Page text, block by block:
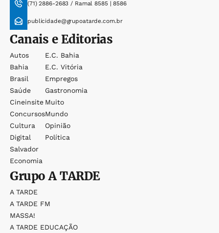
(71) 2886-2683 / Ramal 8585 | 8586
publicidade@grupoatarde.com.br
Canais e Editorias
Autos
Bahia
Brasil
Saúde
Cineinsite
Concursos
Cultura
Digital
Salvador
Economia
E.c. Bahia
E.c. Vitória
Empregos
Gastronomia
Muito
Mundo
Opinião
Política
GrupoA TARDE
A TARDE
A TARDE FM
MASSA!
A TARDE EDUCAÇÃO